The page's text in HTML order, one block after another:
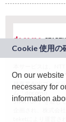
ドコモグループの新
規事業創出プログラ
ム「docomo
STARTUP」を通じ
On our
necessary for
information